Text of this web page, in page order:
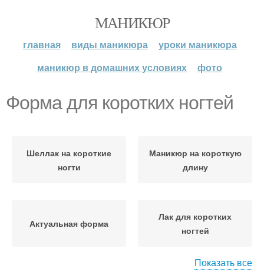
МАНИКЮР
главная виды маникюра
уроки маникюра
маникюр в домашних условиях
фото
Форма для коротких ногтей
Шеллак на короткие
ногти
Маникюр на короткую
длину
Актуальная форма
Лак для коротких
ногтей
Показать все